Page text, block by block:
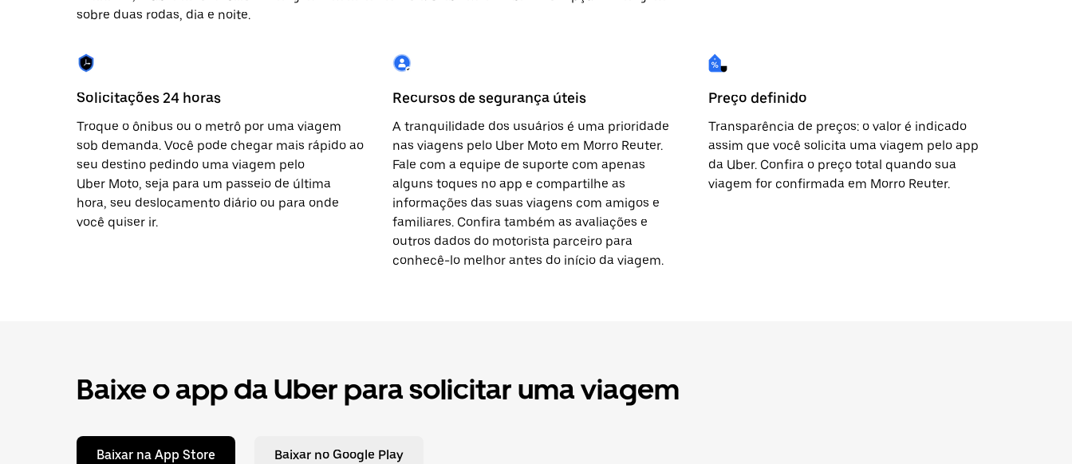
sobre duas rodas, dia e noite.
Solicitações 24 horas
Troque o ônibus ou o metrô por uma viagem
sob demanda. Você pode chegar mais rápido ao
seu destino pedindo uma viagem pelo
Uber Moto, seja para um passeio de última
hora, seu deslocamento diário ou para onde
você quiser ir.
Recursos de segurança úteis
A tranquilidade dos usuários é uma prioridade
nas viagens pelo Uber Moto em Morro Reuter.
Fale com a equipe de suporte com apenas
alguns toques no app e compartilhe as
informações das suas viagens com amigos e
familiares. Confira também as avaliações e
outros dados do motorista parceiro para
conhecê-lo melhor antes do início da viagem.
Preço definido
Transparência de preços: o valor é indicado
assim que você solicita uma viagem pelo app
da Uber. Confira o preço total quando sua
viagem for confirmada em Morro Reuter.
Baixe o app da Uber para solicitar uma viagem
Baixar na App Store Baixar no Google Play